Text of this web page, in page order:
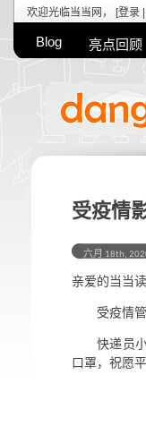
欢迎光临当当网， [登录
Blog 亮点回顾
受疫情
六月 18th,
亲爱的当当
受疫情
快递员
口罩，祝愿